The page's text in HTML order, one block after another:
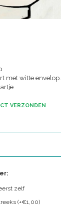
met witte envelop.
VERZONDEN
zelf
(+€1,00)